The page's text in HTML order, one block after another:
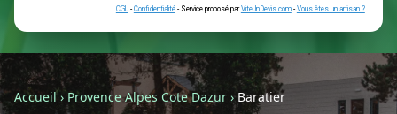
Je ne sais pas encore
Autre
Accueil› Provence Alpes Cote Dazur ›Baratier